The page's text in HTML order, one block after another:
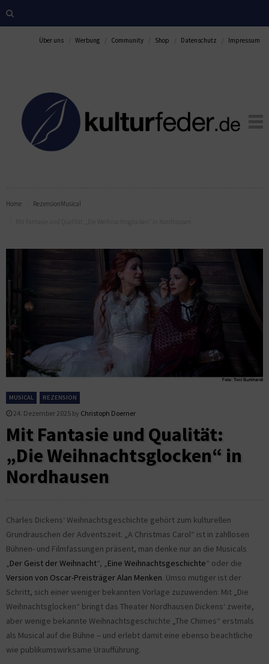
Über uns Werbung Community Shop Datenschutz Impressum
Home RezensionMusical
MUSICAL REZENSION
24. Dezember 2025 by Christoph Doerner
Mit Fantasie und Qualität:
„Die Weihnachtsglocken“ in
Nordhausen
Charles Dickens‘ Weihnachtsgeschichte gehört zum kulturellen
Grundrauschen der Adventszeit. „A Christmas Carol“ ist in zahllosen
Bühnen- und Filmfassungen präsent, man denke nur an die Musicals
„Der Geist der Weihnacht“, „Eine Weihnachtsgeschichte“ oder die
Version von Oscar-Preisträger Alan Menken. Umso mutiger ist der
Schritt, sich einer weniger bekannten Vorlage zuzuwenden: Mit „Die
Weihnachtsglocken“ bringt das Theater Nordhausen Dickens‘ zweite,
aber wenige bekannte Weihnachtsgeschichte „The Chimes“ erstmals
als Musical auf die Bühne – und erlebt damit eine ebenso beachtliche
wie publikumswirksame Uraufführung.